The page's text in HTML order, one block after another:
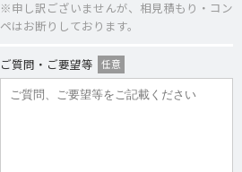
※申し訳ございませんが、相見積もり・コン
ペはお断りしております。
ご質問・ご要望等 任意